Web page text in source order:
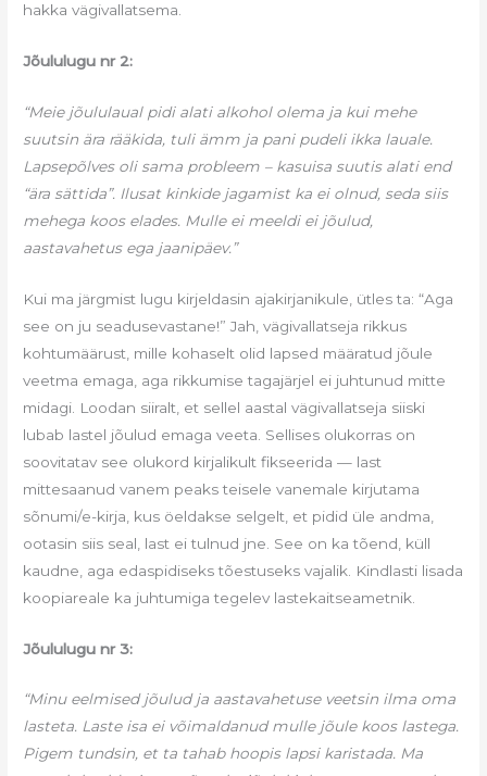
hakka vägivallatsema.
Jõululugu nr 2:
“Meie jõululaual pidi alati alkohol olema ja kui mehe
suutsin ära rääkida, tuli ämm ja pani pudeli ikka lauale.
Lapsepõlves oli sama probleem – kasuisa suutis alati end
“ära sättida”. Ilusat kinkide jagamist ka ei olnud, seda siis
mehega koos elades. Mulle ei meeldi ei jõulud,
aastavahetus ega jaanipäev.”
Kui ma järgmist lugu kirjeldasin ajakirjanikule, ütles ta: “Aga
see on ju seadusevastane!” Jah, vägivallatseja rikkus
kohtumäärust, mille kohaselt olid lapsed määratud jõule
veetma emaga, aga rikkumise tagajärjel ei juhtunud mitte
midagi. Loodan siiralt, et sellel aastal vägivallatseja siiski
lubab lastel jõulud emaga veeta. Sellises olukorras on
soovitatav see olukord kirjalikult fikseerida — last
mittesaanud vanem peaks teisele vanemale kirjutama
sõnumi/e-kirja, kus öeldakse selgelt, et pidid üle andma,
ootasin siis seal, last ei tulnud jne. See on ka tõend, küll
kaudne, aga edaspidiseks tõestuseks vajalik. Kindlasti lisada
koopiareale ka juhtumiga tegelev lastekaitseametnik.
Jõululugu nr 3:
“Minu eelmised jõulud ja aastavahetuse veetsin ilma oma
lasteta. Laste isa ei võimaldanud mulle jõule koos lastega.
Pigem tundsin, et ta tahab hoopis lapsi karistada. Ma